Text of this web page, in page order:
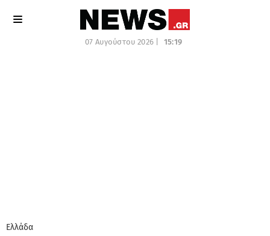
07 Αυγούστου 2026 | 15:19
Ελλάδα